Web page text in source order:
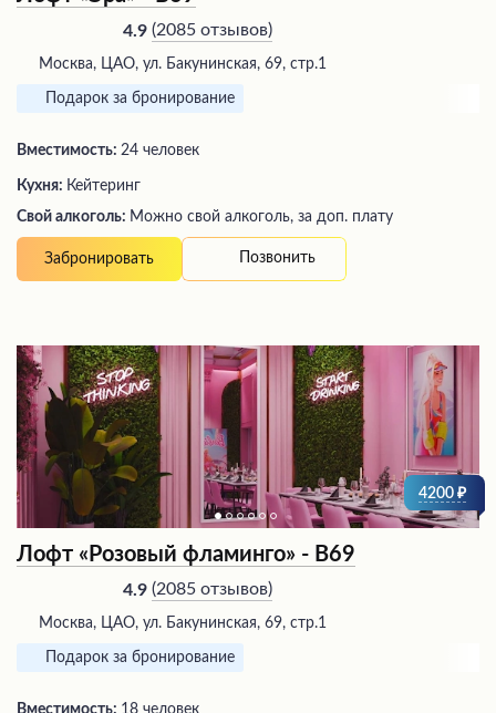
4.9 (2085 отзывов)
Москва, ЦАО, ул. Бакунинская, 69, стр.1
Подарок за бронирование
Вместимость: 24 человек
Кухня: Кейтеринг
Свой алкоголь: Можно свой алкоголь, за доп. плату
Забронировать Позвонить
4200
Лофт «Розовый фламинго» - В69
4.9 (2085 отзывов)
Москва, ЦАО, ул. Бакунинская, 69, стр.1
Подарок за бронирование
Вместимость: 18 человек